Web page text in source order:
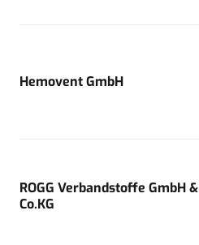
Hemovent GmbH
ROGG Verbandstoffe GmbH &
Co.KG